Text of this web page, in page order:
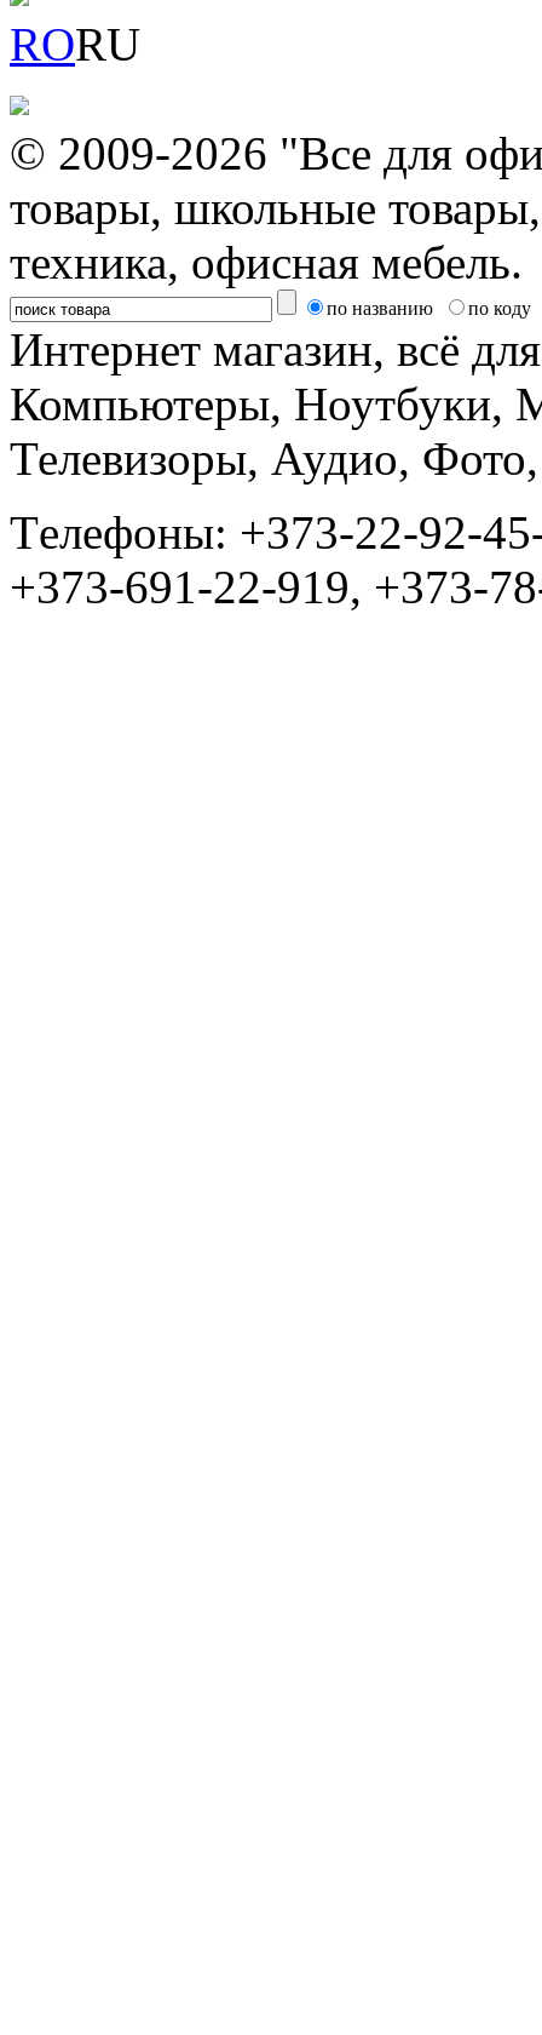
RORU
© 2009-2026 "Все для
товары, школьные
техника, офисная мебель.
по названию по коду
Интернет магазин, всё
Компьютеры, Ноутбуки,
Телевизоры, Аудио,
Tелефоны: +373-22-92-
+373-691-22-919, +373-